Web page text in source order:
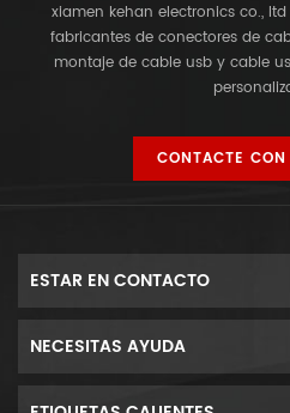
xiamen kehan electronics co.,
fabricantes de conectores de
montaje de cable usb y cable
CONTACTE CON
ESTAR EN CONTACTO
NECESITAS AYUDA